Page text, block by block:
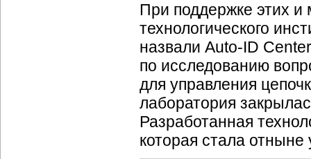
При поддержке этих и
технологического
назвали Auto-ID
по исследованию
для управления
лаборатория
Разработанная
которая стала отныне